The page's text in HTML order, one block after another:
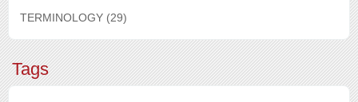
TERMINOLOGY (29)
Tags